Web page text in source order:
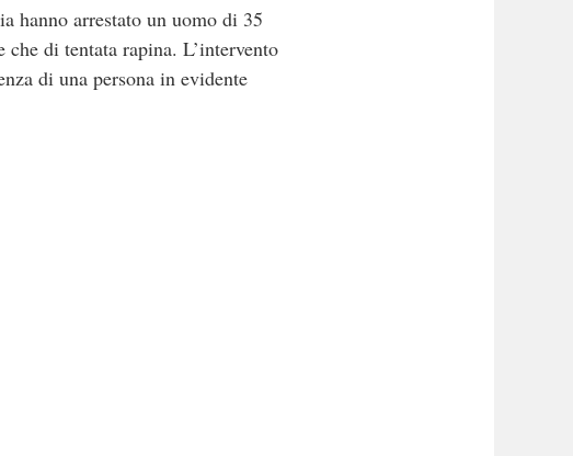
hanno arrestato un uomo di 35
di tentata rapina. L’intervento
di una persona in evidente